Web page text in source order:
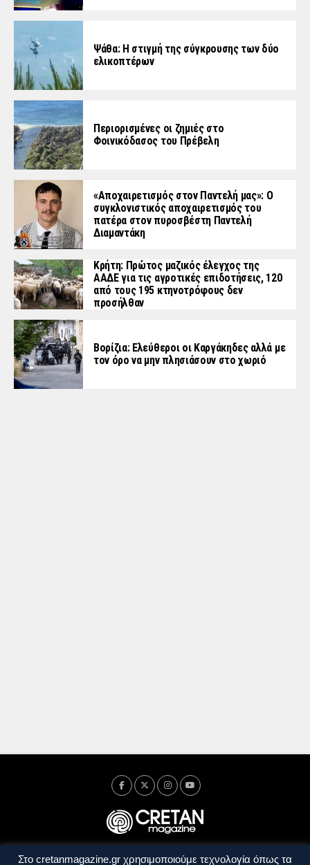
Ψάθα: Η στιγμή της σύγκρουσης των δύο
ελικοπτέρων
Περιορισμένες οι ζημιές στο
Φοινικόδασος του Πρέβελη
«Aποχαιρετισμός στον Παντελή μας»: Ο
συγκλονιστικός αποχαιρετισμός του
πατέρα στον πυροσβέστη Παντελή
Διαμαντάκη
Κρήτη: Πρώτος μαζικός έλεγχος της
ΑΑΔΕ για τις αγροτικές επιδοτήσεις, 120
από τους 195 κτηνοτρόφους δεν
προσήλθαν
Βορίζια: Ελεύθεροι οι Καργάκηδες αλλά με
τον όρο να μην πλησιάσουν στο χωριό
Ταυτότητα Πολιτική Απορρήτου Όροι Χρήσης
Στο cretanmagazine.gr χρησιμοποιούμε τεχνολογία όπως τα